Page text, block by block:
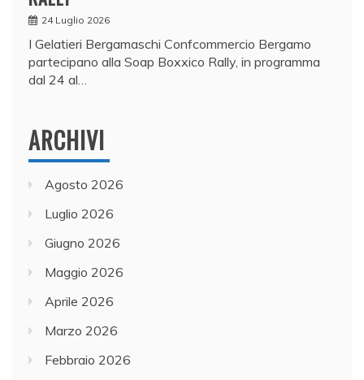
24 Luglio 2026
I Gelatieri Bergamaschi Confcommercio Bergamo
partecipano alla Soap Boxxico Rally, in programma
dal 24 al…
ARCHIVI
Agosto 2026
Luglio 2026
Giugno 2026
Maggio 2026
Aprile 2026
Marzo 2026
Febbraio 2026